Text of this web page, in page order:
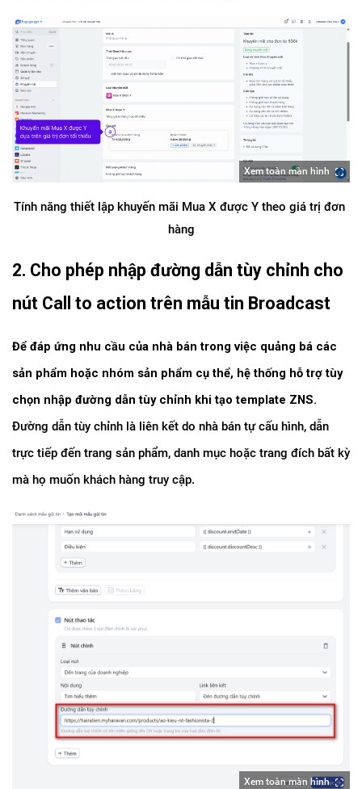
Xem toàn màn hình
Tính năng thiết lập khuyến mãi Mua X được Y theo giá trị đơn
hàng
2. Cho phép nhập đường dẫn tùy chỉnh cho
nút Call to action trên mẫu tin Broadcast
Để đáp ứng nhu cầu của nhà bán trong việc quảng bá các
sản phẩm hoặc nhóm sản phẩm cụ thể, hệ thống hỗ trợ tùy
chọn nhập đường dẫn tùy chỉnh khi tạo template ZNS.
Đường dẫn tùy chỉnh là liên kết do nhà bán tự cấu hình, dẫn
trực tiếp đến trang sản phẩm, danh mục hoặc trang đích bất kỳ
mà họ muốn khách hàng truy cập.
Xem toàn màn hình